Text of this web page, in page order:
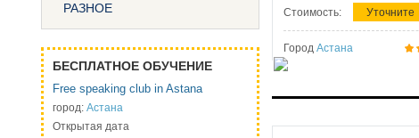
РАЗНОЕ
БЕСПЛАТНОЕ ОБУЧЕНИЕ
Free speaking club in Astana
город: Астана
Открытая дата
Стоимость: Уточните
Город Астана